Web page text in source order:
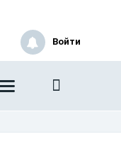
Войти